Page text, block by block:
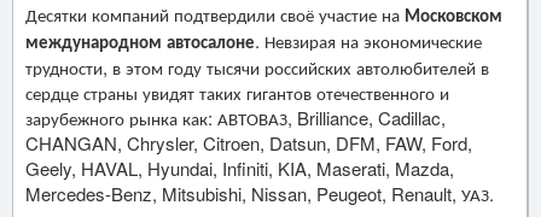
Десятки компаний подтвердили своё участие на Московском
международном автосалоне. Невзирая на экономические
трудности, в этом году тысячи российских автолюбителей в
сердце страны увидят таких гигантов отечественного и
зарубежного рынка как: АВТОВАЗ, Brilliance, Cadillac,
CHANGAN, Chrysler, Citroen, Datsun, DFM, FAW, Ford,
Geely, HAVAL, Hyundai, Infiniti, KIA, Maserati, Mazda,
Mercedes-Benz, Mitsubishi, Nissan, Peugeot, Renault, УАЗ.